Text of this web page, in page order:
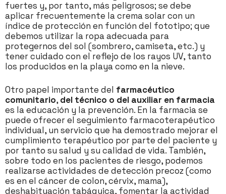
fuertes y, por tanto, más peligrosos; se debe
aplicar frecuentemente la crema solar con un
índice de protección en función del fototipo; que
debemos utilizar la ropa adecuada para
protegernos del sol (sombrero, camiseta, etc.) y
tener cuidado con el reflejo de los rayos UV, tanto
los producidos en la playa como en la nieve.
Otro papel importante del farmacéutico
comunitario, del técnico o del auxiliar en farmacia
es la educación y la prevención. En la farmacia se
puede ofrecer el seguimiento farmacoterapéutico
individual, un servicio que ha demostrado mejorar el
cumplimiento terapéutico por parte del paciente y
por tanto su salud y su calidad de vida. También,
sobre todo en los pacientes de riesgo, podemos
realizarse actividades de detección precoz (como
es en el cáncer de colon, cérvix, mama),
deshabituación tabáquica, fomentar la actividad